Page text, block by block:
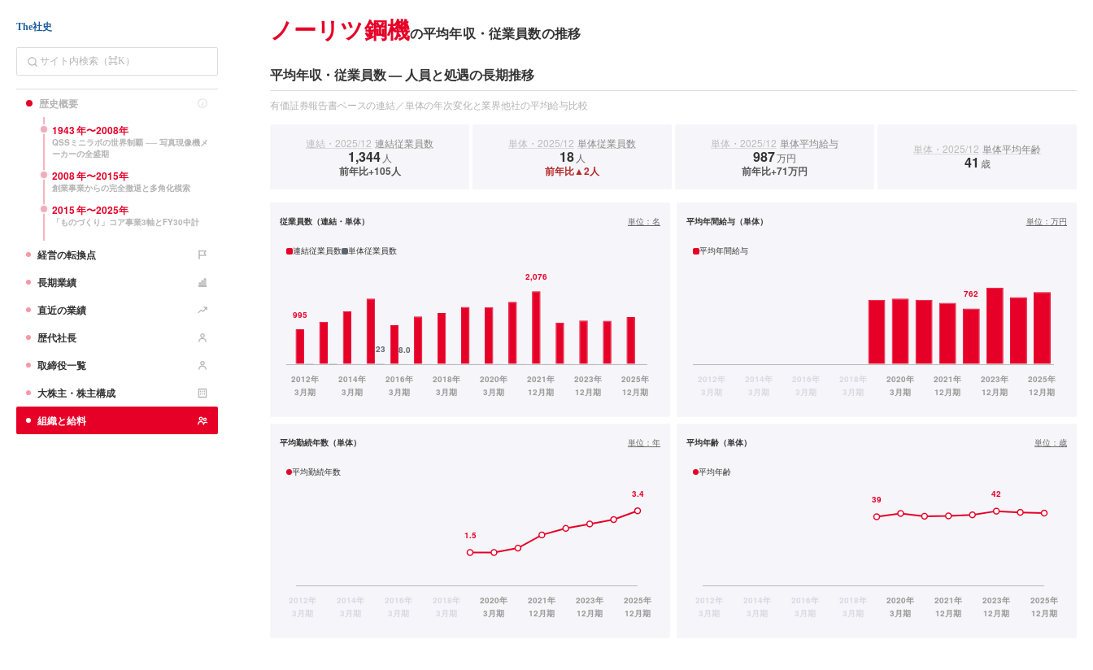
The社史
歴史概要
1943年〜2008年
QSSミニラボの世界制覇 ── 写真現像機メ
ーカーの全盛期
2008年〜2015年
創業事業からの完全撤退と多角化模索
2015年〜2025年
「ものづくり」コア事業3軸とFY30中計
経営の転換点
長期業績
直近の業績
歴代社長
取締役一覧
大株主・株主構成
組織と給料
ノーリツ鋼機の平均年収・従業員数の推移
平均年収・従業員数 — 人員と処遇の長期推移
有価証券報告書ベースの連結／単体の年次変化と業界他社の平均給与比較
連結・2025/12 連結従業員数
1,344 人
前年比+105人
単体・2025/12 単体従業員数
18 人
前年比▲2人
単体・2025/12 単体平均給与
987万円
前年比+71万円
単体・2025/12 単体平均年齢
41 歳
従業員数（連結・単体） 単位： 名
連結従業員数 単体従業員数
平均年間給与（単体） 単位： 万円
平均年間給与
平均勤続年数（単体） 単位： 年
平均勤続年数
平均年齢（単体） 単位： 歳
平均年齢